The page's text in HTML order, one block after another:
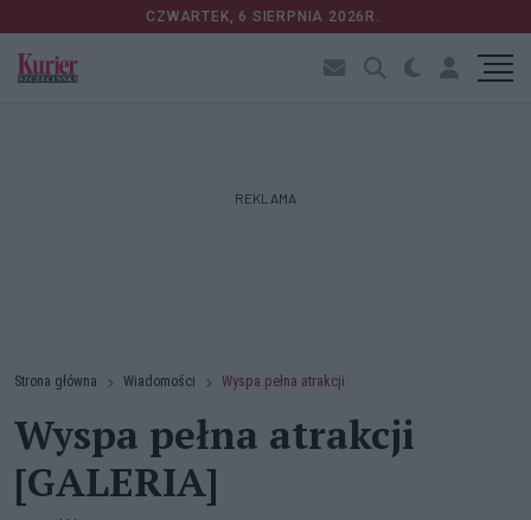
CZWARTEK, 6 SIERPNIA 2026R.
REKLAMA
Strona główna Wiadomości Wyspa pełna atrakcji
Wyspa pełna atrakcji
[GALERIA]